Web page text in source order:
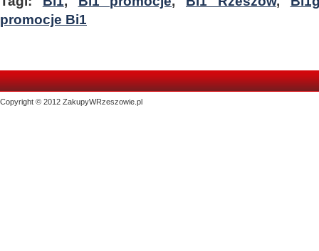
promocje Bi1
Copyright © 2012 ZakupyWRzeszowie.pl